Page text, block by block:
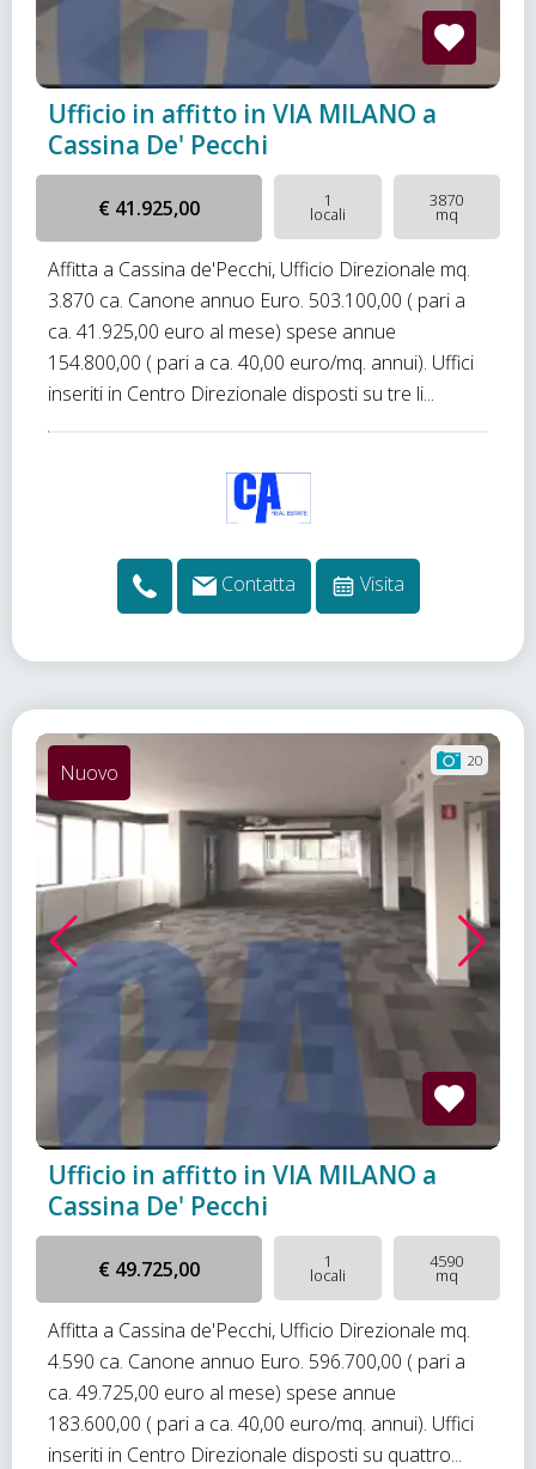
Ufficio in affitto in VIA MILANO a
Cassina De' Pecchi
€ 41.925,00 1
locali
3870
mq
Affitta a Cassina de'Pecchi, Ufficio Direzionale mq.
3.870 ca. Canone annuo Euro. 503.100,00 ( pari a
ca. 41.925,00 euro al mese) spese annue
154.800,00 ( pari a ca. 40,00 euro/mq. annui). Uffici
inseriti in Centro Direzionale disposti su tre li...
Contatta Visita
20
Nuovo
Ufficio in affitto in VIA MILANO a
Cassina De' Pecchi
€ 49.725,00 1
locali
4590
mq
Affitta a Cassina de'Pecchi, Ufficio Direzionale mq.
4.590 ca. Canone annuo Euro. 596.700,00 ( pari a
ca. 49.725,00 euro al mese) spese annue
183.600,00 ( pari a ca. 40,00 euro/mq. annui). Uffici
inseriti in Centro Direzionale disposti su quattro...